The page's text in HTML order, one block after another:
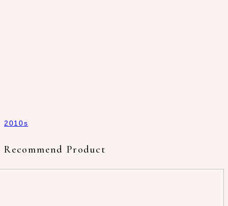
2010s
Recommend Product